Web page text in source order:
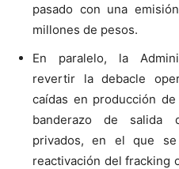
pasado con una
millones de pesos.
En paralelo, la
revertir la debacle
caídas en producción
banderazo de salida
privados, en el que
reactivación del fracking